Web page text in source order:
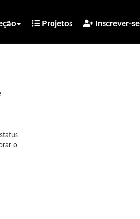
Projetos Inscrever-se
o